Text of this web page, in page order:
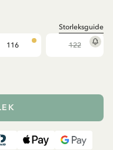
Storleksguide
116 122